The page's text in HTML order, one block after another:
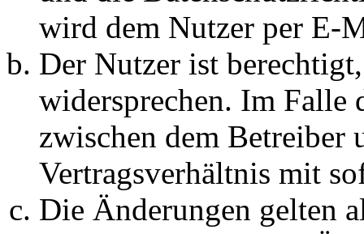
wird dem Nutzer per E-
Der Nutzer ist
widersprechen. Im Falle
zwischen dem Betreiber
Vertragsverhältnis mit
Die Änderungen gelten